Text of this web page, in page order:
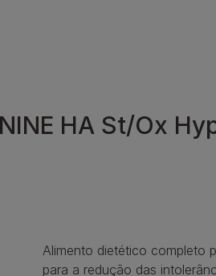
HA St/Ox
Alimento dietético completo
para a redução das